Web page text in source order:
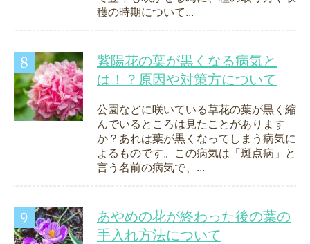
穫の時期について...
紫陽花の葉が黒くなる病気と
は！？原因や対策方について
公園などに咲いている草花の葉が黒く縮
んでいるところは見たことがあります
か？あれは葉が黒くなってしまう病気に
よるものです。この病気は「斑点病」と
言う名前の病気で、...
あやめの花が終わった後の葉の
手入れ方法について